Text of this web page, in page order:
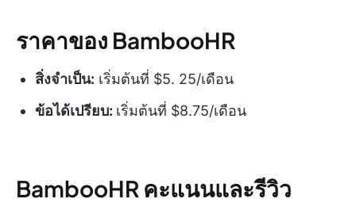
ราคาของ BambooHR
สิ่งจำเป็น: เริ่มต้นที่ $5. 25/เดือน
ข้อได้เปรียบ: เริ่มต้นที่ $8.75/เดือน
BambooHR คะแนนและรีวิว